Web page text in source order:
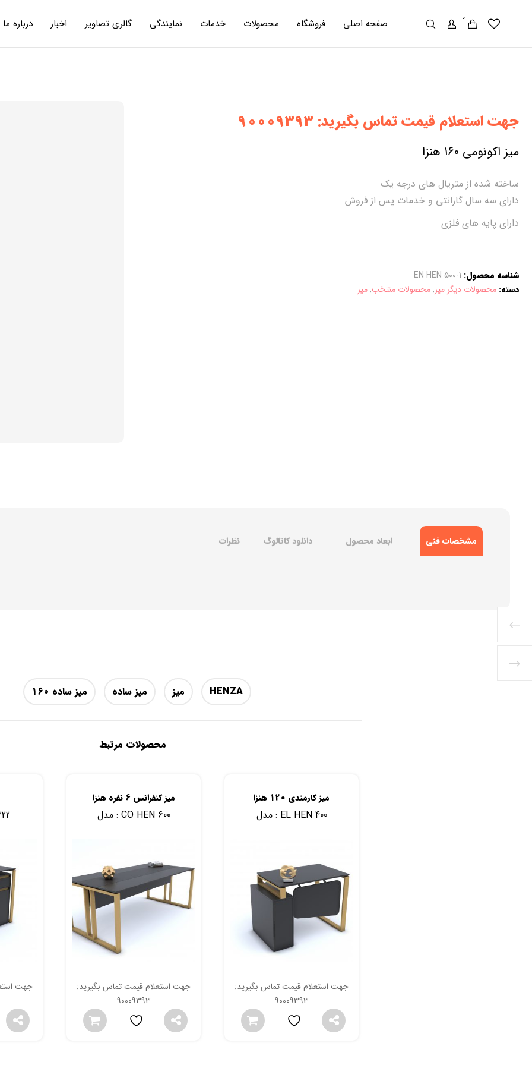
0 صفحه اصلی فروشگاه محصولات خدمات نمایندگی گالری تصاویر اخبار درباره ما
جهت استعلام قیمت تماس بگیرید: 90009393
میز اکونومی 160 هنزا
ساخته شده از متریال های درجه یک
دارای سه سال گارانتی و خدمات پس از فروش
دارای پایه های فلزی
شناسه محصول: EN HEN 500-1
دسته: محصولات دیگر میز,محصولات منتخب,میز
مشخصات فنی ابعاد محصول دانلود کاتالوگ نظرات
HENZA میز میز ساده میز ساده 160
محصولات مرتبط
میز کارمندی 120 هنزا
مدل : EL HEN 400
جهت استعلام قیمت تماس بگیرید:
90009393
میز کنفرانس 6 نفره هنزا
مدل : CO HEN 600
جهت استعلام قیمت تماس بگیرید:
90009393
جهت